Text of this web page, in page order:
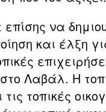
επίσης να
και έλξη
στο Λαβάλ. Η
τις τοπικές